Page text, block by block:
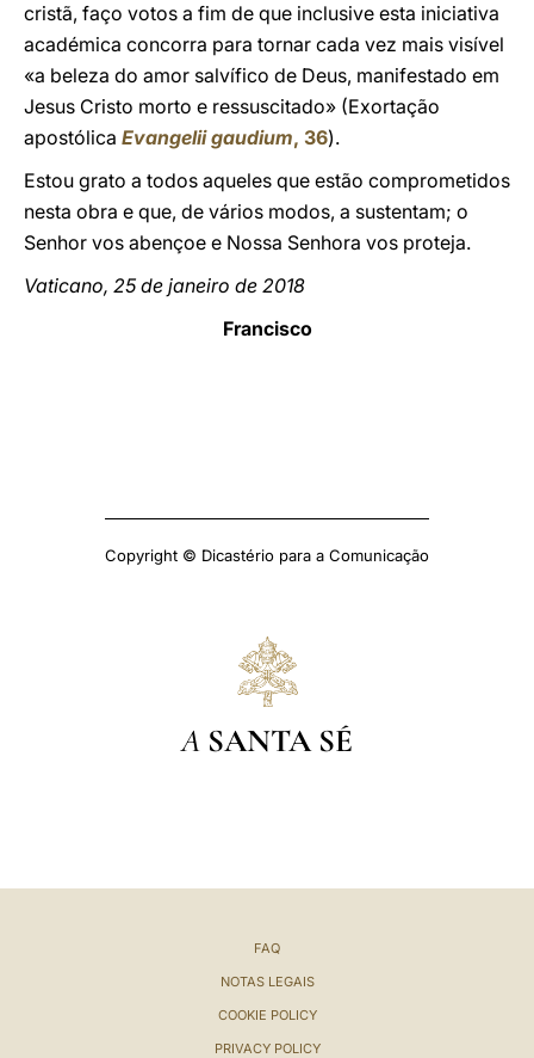
cristã, faço votos a fim de que inclusive esta iniciativa
académica concorra para tornar cada vez mais visível
«a beleza do amor salvífico de Deus, manifestado em
Jesus Cristo morto e ressuscitado» (Exortação
apostólica Evangelii gaudium, 36).
Estou grato a todos aqueles que estão comprometidos
nesta obra e que, de vários modos, a sustentam; o
Senhor vos abençoe e Nossa Senhora vos proteja.
Vaticano, 25 de janeiro de 2018
Francisco
Copyright © Dicastério para a Comunicação
A SANTA SÉ
FAQ
NOTAS LEGAIS
COOKIE POLICY
PRIVACY POLICY